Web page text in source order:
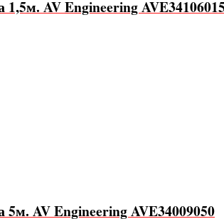
AV Engineering AVE34106015
AV Engineering AVE34009050